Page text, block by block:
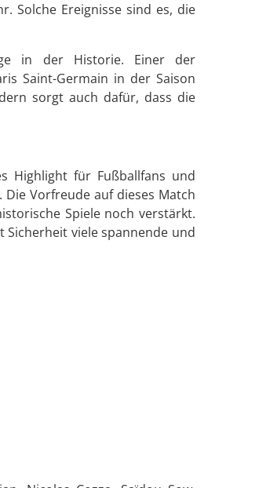
Solche Ereignisse sind es, die
in der Historie. Einer der
Saint-Germain in der Saison
sorgt auch dafür, dass die
Highlight für Fußballfans und
Vorfreude auf dieses Match
Spiele noch verstärkt.
Sicherheit viele spannende und